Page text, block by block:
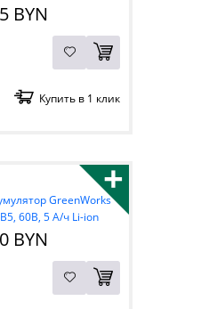
BYN
Купить в 1 клик
+
GreenWorks
60В, 5 А/ч Li-ion
BYN